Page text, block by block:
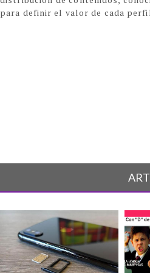
para definir el valor de cada